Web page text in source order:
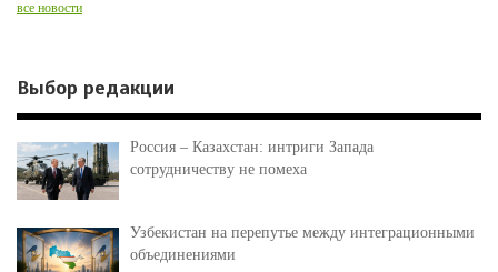
все новости
Выбор редакции
Россия – Казахстан: интриги Запада
сотрудничеству не помеха
Узбекистан на перепутье между интеграционными
объединениями